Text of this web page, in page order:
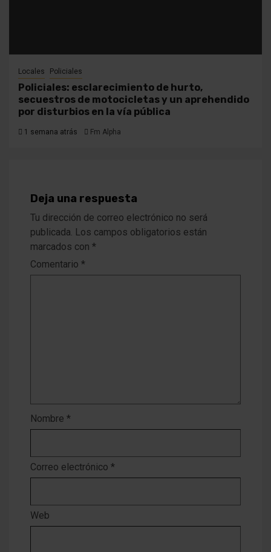
Locales Policiales
Policiales: esclarecimiento de hurto,
secuestros de motocicletas y un aprehendido
por disturbios en la vía pública
1 semana atrás Fm Alpha
Deja una respuesta
Tu dirección de correo electrónico no será
publicada. Los campos obligatorios están
marcados con *
Comentario *
Nombre *
Correo electrónico *
Web